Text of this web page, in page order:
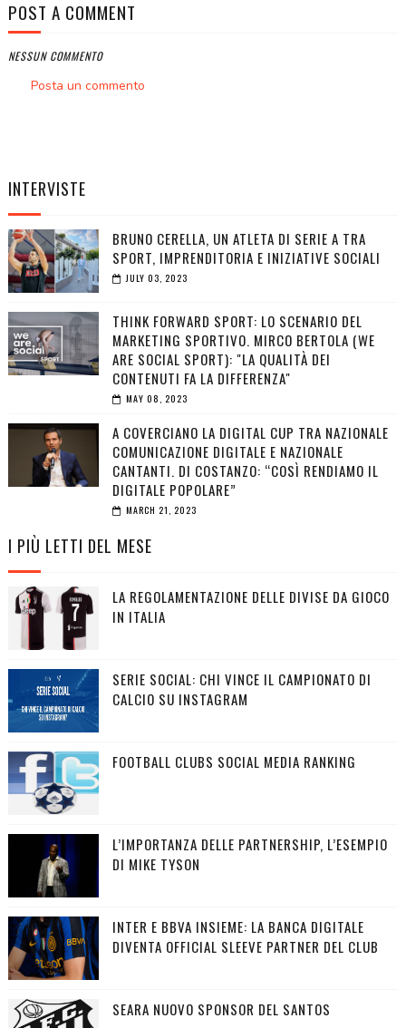
POST A COMMENT
NESSUN COMMENTO
Posta un commento
INTERVISTE
BRUNO CERELLA, UN ATLETA DI SERIE A TRA
SPORT, IMPRENDITORIA E INIZIATIVE SOCIALI
JULY 03, 2023
THINK FORWARD SPORT: LO SCENARIO DEL
MARKETING SPORTIVO. MIRCO BERTOLA (WE
ARE SOCIAL SPORT): "LA QUALITÀ DEI
CONTENUTI FA LA DIFFERENZA"
MAY 08, 2023
A COVERCIANO LA DIGITAL CUP TRA NAZIONALE
COMUNICAZIONE DIGITALE E NAZIONALE
CANTANTI. DI COSTANZO: “COSÌ RENDIAMO IL
DIGITALE POPOLARE”
MARCH 21, 2023
I PIÙ LETTI DEL MESE
LA REGOLAMENTAZIONE DELLE DIVISE DA GIOCO
IN ITALIA
SERIE SOCIAL: CHI VINCE IL CAMPIONATO DI
CALCIO SU INSTAGRAM
FOOTBALL CLUBS SOCIAL MEDIA RANKING
L’IMPORTANZA DELLE PARTNERSHIP, L’ESEMPIO
DI MIKE TYSON
INTER E BBVA INSIEME: LA BANCA DIGITALE
DIVENTA OFFICIAL SLEEVE PARTNER DEL CLUB
SEARA NUOVO SPONSOR DEL SANTOS